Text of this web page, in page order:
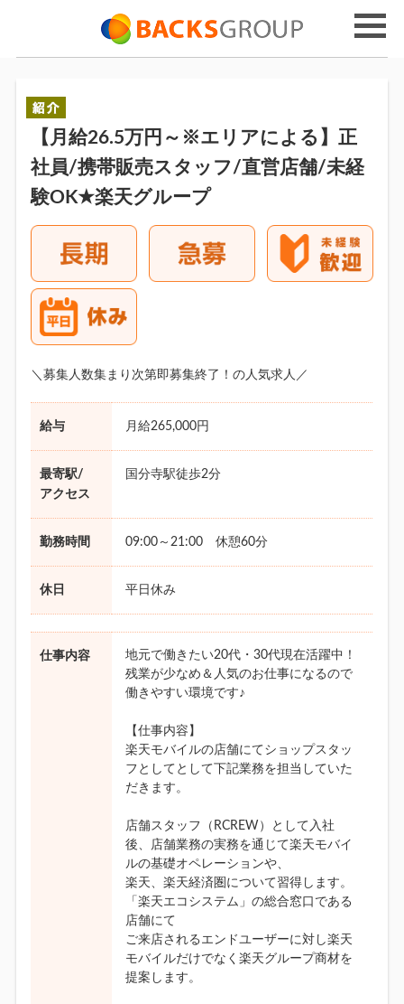
【月給26.5万円～※エリアによる】正
社員/携帯販売スタッフ/直営店舗/未経
験OK★楽天グループ
＼募集人数集まり次第即募集終了！の人気求人／
給与 月給265,000円
最寄駅/
アクセス
国分寺駅徒歩2分
勤務時間 09:00～21:00 休憩60分
休日 平日休み
仕事内容
地元で働きたい20代・30代現在活躍中！
残業が少なめ＆人気のお仕事になるので
働きやすい環境です♪
【仕事内容】
楽天モバイルの店舗にてショップスタッ
フとしてとして下記業務を担当していた
だきます。
店舗スタッフ（RCREW）として入社
後、店舗業務の実務を通じて楽天モバイ
ルの基礎オペレーションや、
楽天、楽天経済圏について習得します。
「楽天エコシステム」の総合窓口である
店舗にて
ご来店されるエンドユーザーに対し楽天
モバイルだけでなく楽天グループ商材を
提案します。